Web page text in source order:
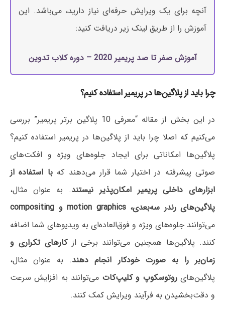
آنچه برای یک ویرایش حرفه‌ای نیاز دارید، می‌باشد. این
آموزش را از طریق لینک زیر دریافت کنید:
آموزش صفر تا صد پریمیر 2020 – دوره کلاب تدوین
چرا باید از پلاگین‌ها در پریمیر استفاده کنیم؟
در این بخش از مقاله “معرفی 10 پلاگین برتر پریمیر” بررسی
می‌کنیم که اصلا چرا باید از پلاگین‌ها در پریمیر استفاده کنیم؟
پلاگین‌ها امکاناتی برای ایجاد جلوه‌های ویژه و افکت‌های
صوتی پیشرفته در اختیار شما قرار می‌دهند کهبا استفاده از
ابزارهای داخلی پریمیر امکان‌پذیر نیستند. به عنوان مثال،
پلاگین‌های رندر سه‌بعدی، motion graphics و compositing
می‌توانند جلوه‌های ویژه و فوق‌العاده‌ای به ویدیوهای شما اضافه
کنند. پلاگین‌ها همچنین می‌توانند برخی ازکارهای تکراری و
زمان‌بر را به صورت خودکار انجام دهند. به عنوان مثال،
پلاگین‌هایروتوسکوپ و کلیپ‌کات می‌توانند به افزایش سرعت
و دقت‌بخشیدن به فرآیند ویرایش کمک کنند.